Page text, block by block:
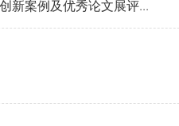
新案例及优秀论文展评...